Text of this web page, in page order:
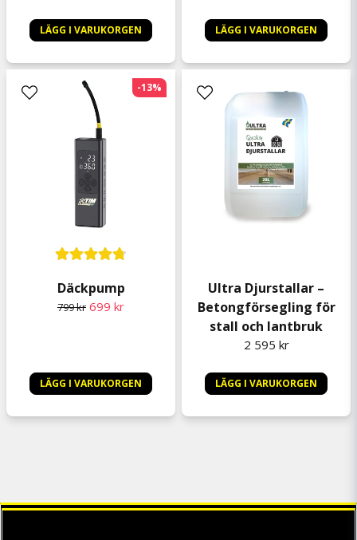
LÄGG I VARUKORGEN LÄGG I VARUKORGEN
Däckpump
799 kr 699 kr
LÄGG I VARUKORGEN
-13%
Ultra Djurstallar –
Betongförsegling för
stall och lantbruk
2 595 kr
LÄGG I VARUKORGEN